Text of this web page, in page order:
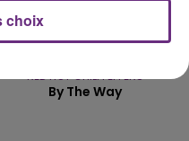
RED HOT CHILI PEPPERS
By The Way
choix